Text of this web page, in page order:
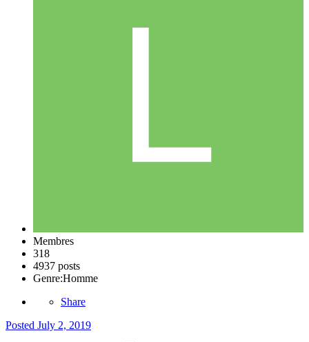
Membres
318
4937 posts
Genre:Homme
Share
Posted July 2, 2019